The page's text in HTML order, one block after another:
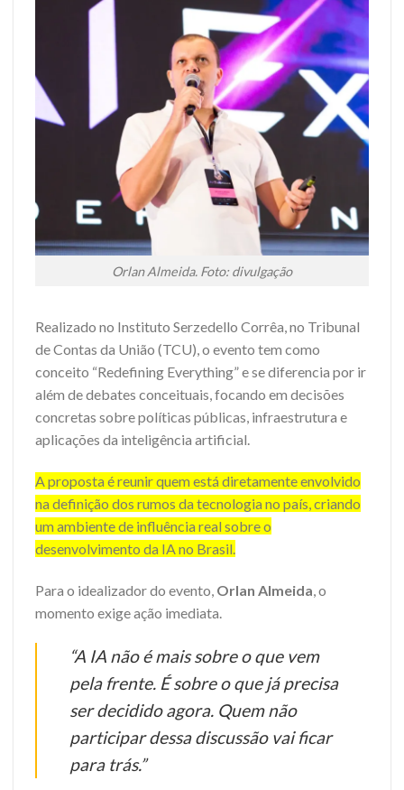
Orlan Almeida. Foto: divulgação
Realizado no Instituto Serzedello Corrêa, no Tribunal
de Contas da União (TCU), o evento tem como
conceito “Redefining Everything” e se diferencia por ir
além de debates conceituais, focando em decisões
concretas sobre políticas públicas, infraestrutura e
aplicações da inteligência artificial.
A proposta é reunir quem está diretamente envolvido
na definição dos rumos da tecnologia no país, criando
um ambiente de influência real sobre o
desenvolvimento da IA no Brasil.
Para o idealizador do evento, Orlan Almeida, o
momento exige ação imediata.
“A IA não é mais sobre o que vem
pela frente. É sobre o que já precisa
ser decidido agora. Quem não
participar dessa discussão vai ficar
para trás.”